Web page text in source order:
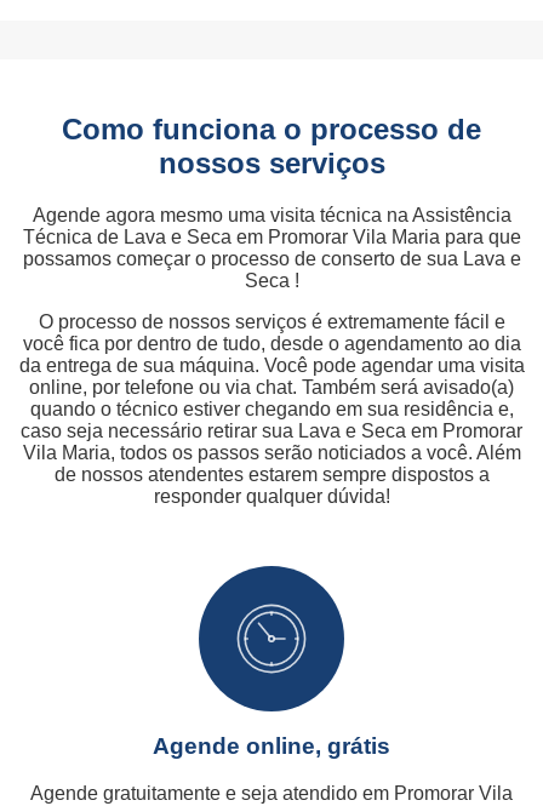
Como funciona o processo de
nossos serviços
Agende agora mesmo uma visita técnica na Assistência
Técnica de Lava e Seca em Promorar Vila Maria para que
possamos começar o processo de conserto de sua Lava e
Seca !
O processo de nossos serviços é extremamente fácil e
você fica por dentro de tudo, desde o agendamento ao dia
da entrega de sua máquina. Você pode agendar uma visita
online, por telefone ou via chat. Também será avisado(a)
quando o técnico estiver chegando em sua residência e,
caso seja necessário retirar sua Lava e Seca em Promorar
Vila Maria, todos os passos serão noticiados a você. Além
de nossos atendentes estarem sempre dispostos a
responder qualquer dúvida!
Agende online, grátis
Agende gratuitamente e seja atendido em Promorar Vila